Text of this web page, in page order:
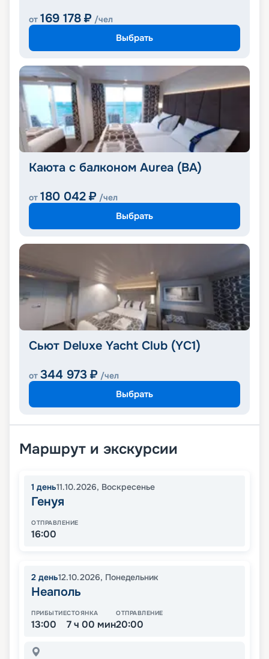
от 169 178 ₽ /чел
Выбрать
Каюта с балконом Aurea (BA)
от 180 042 ₽ /чел
Выбрать
Сьют Deluxe Yacht Club (YC1)
от 344 973 ₽ /чел
Выбрать
Маршрут и экскурсии
1 день11.10.2026, Воскресенье
Генуя
ОТПРАВЛЕНИЕ
16:00
2 день12.10.2026, Понедельник
Неаполь
ПРИБЫТИЕ
13:00
СТОЯНКА
7 ч 00 мин
ОТПРАВЛЕНИЕ
20:00